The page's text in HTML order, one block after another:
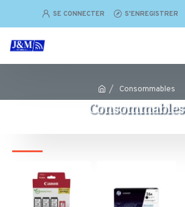
SE CONNECTER S'ENREGISTRER
Consommables
Consommables